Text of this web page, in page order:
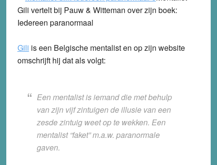
Gili vertelt bij Pauw & Witteman over zijn boek:
Iedereen paranormaal
Gili is een Belgische mentalist en op zijn website
omschrijft hij dat als volgt:
Een mentalist is iemand die met behulp
van zijn vijf zintuigen de illusie van een
zesde zintuig weet op te wekken. Een
mentalist “faket” m.a.w. paranormale
gaven.